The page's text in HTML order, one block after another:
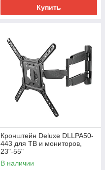
Купить
Кронштейн Deluxe DLLPA50-
443 для ТВ и мониторов,
23"-55"
В наличии